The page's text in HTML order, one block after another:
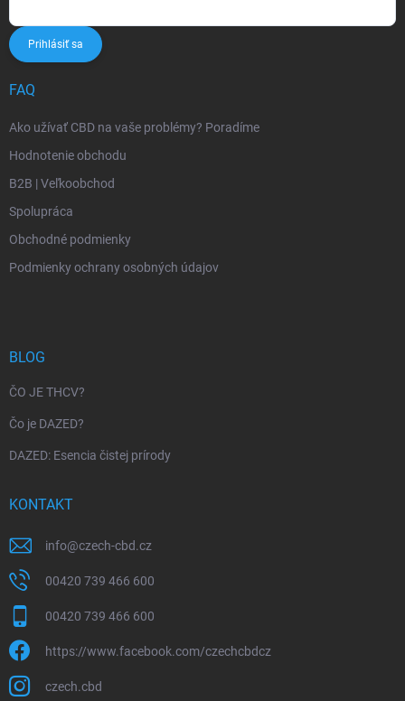
Prihlásiť sa
FAQ
Ako užívať CBD na vaše problémy? Poradíme
Hodnotenie obchodu
B2B | Veľkoobchod
Spolupráca
Obchodné podmienky
Podmienky ochrany osobných údajov
BLOG
ČO JE THCV?
Čo je DAZED?
DAZED: Esencia čistej prírody
KONTAKT
info@czech-cbd.cz
00420 739 466 600
00420 739 466 600
https://www.facebook.com/czechcbdcz
czech.cbd